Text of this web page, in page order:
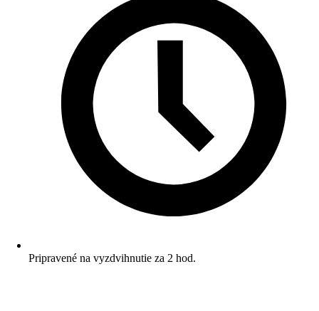
Pripravené na vyzdvihnutie za 2 hod.